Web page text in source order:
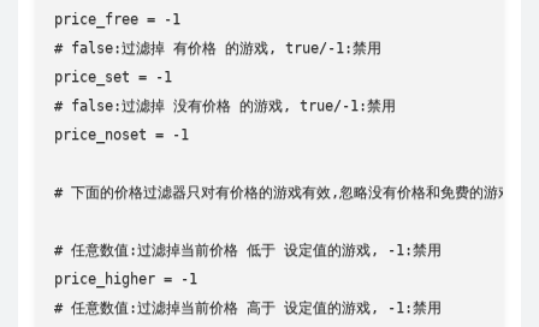
price_free = -1
# false:过滤掉 有价格 的游戏, true/-1:禁用
price_set = -1
# false:过滤掉 没有价格 的游戏, true/-1:禁用
price_noset = -1
# 下面的价格过滤器只对有价格的游戏有效,忽略没有价格和免费的游戏
# 任意数值:过滤掉当前价格 低于 设定值的游戏, -1:禁用
price_higher = -1
# 任意数值:过滤掉当前价格 高于 设定值的游戏, -1:禁用